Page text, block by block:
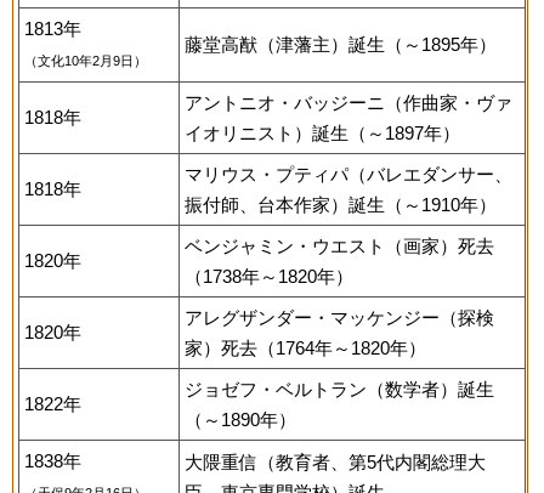
1813年
（文化10年2月9日）
藤堂高猷（津藩主）誕生（～1895年）
1818年
アントニオ・バッジーニ（作曲家・ヴァ
イオリニスト）誕生（～1897年）
1818年
マリウス・プティパ（バレエダンサー、
振付師、台本作家）誕生（～1910年）
1820年
ベンジャミン・ウエスト（画家）死去
（1738年～1820年）
1820年
アレグザンダー・マッケンジー（探検
家）死去（1764年～1820年）
1822年
ジョゼフ・ベルトラン（数学者）誕生
（～1890年）
1838年
大隈重信（教育者、第5代内閣総理大